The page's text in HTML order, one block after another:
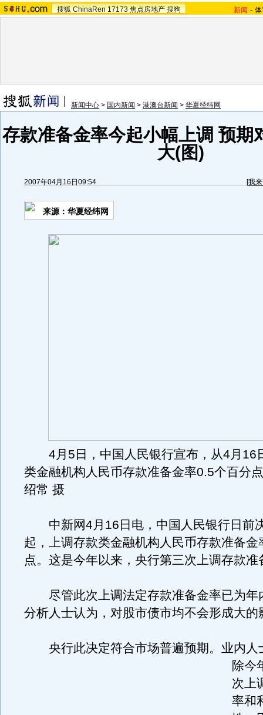
搜狐 ChinaRen 17173 焦点房地产 搜狗 新闻 -
新闻中心 > 国内新闻 > 港澳台新闻 > 华夏经纬网
存款准备金率今起小幅上调 预期
大(图)
2007年04月16日09:54 [我
来源：华夏经纬网
4月5日，中国人民银行宣布，从4月16
类金融机构人民币存款准备金率0.5个百分
绍常 摄
中新网4月16日电，中国人民银行日前
起，上调存款类金融机构人民币存款准备金
点。这是今年以来，央行第三次上调存款准
尽管此次上调法定存款准备金率已为年
分析人士认为，对股市债市均不会形成大的
央行此决定符合市场普遍预期。 业内人
除今
次上
率和